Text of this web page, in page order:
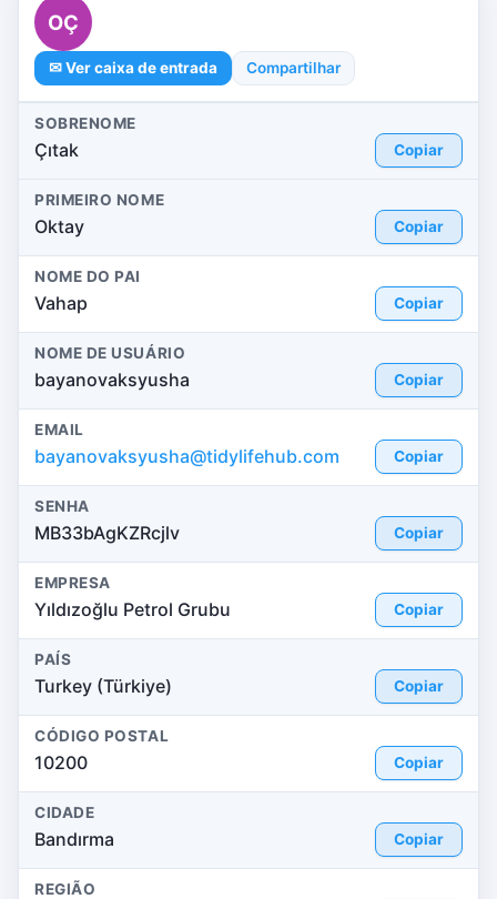
OÇ
✉ Ver caixa de entrada Compartilhar
SOBRENOME
Çıtak Copiar
PRIMEIRO NOME
Oktay Copiar
NOME DO PAI
Vahap Copiar
NOME DE USUÁRIO
bayanovaksyusha Copiar
EMAIL
bayanovaksyusha@tidylifehub.com Copiar
SENHA
MB33bAgKZRcjlv Copiar
EMPRESA
Yıldızoğlu Petrol Grubu Copiar
PAÍS
Turkey (Türkiye) Copiar
CÓDIGO POSTAL
10200 Copiar
CIDADE
Bandırma Copiar
REGIÃO